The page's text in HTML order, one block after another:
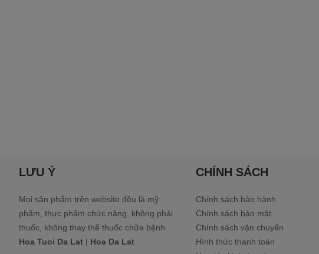
LƯU Ý
Mọi sản phẩm trên website đều là mỹ
phẩm, thực phẩm chức năng, không phải
thuốc, không thay thế thuốc chữa bệnh
Hoa Tuoi Da Lat | Hoa Da Lat
CHÍNH SÁCH
Chính sách bảo hành
Chính sách bảo mật
Chính sách vận chuyển
Hình thức thanh toán